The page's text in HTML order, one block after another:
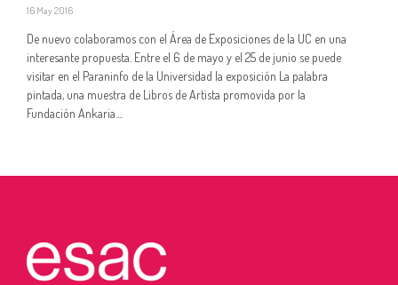
16 May 2016
De nuevo colaboramos con el Área de Exposiciones de la UC en una
interesante propuesta. Entre el 6 de mayo y el 25 de junio se puede
visitar en el Paraninfo de la Universidad la exposición La palabra
pintada, una muestra de Libros de Artista promovida por la
Fundación Ankaria....